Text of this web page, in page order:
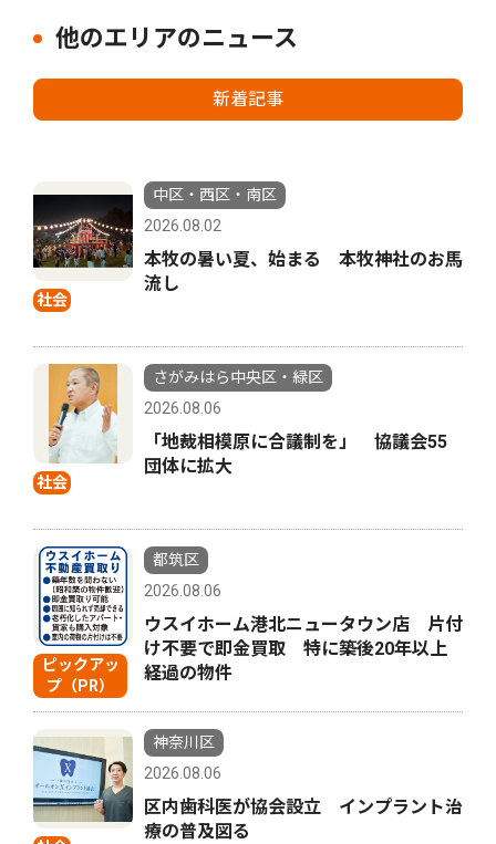
他のエリアのニュース
新着記事
社会
中区・西区・南区
2026.08.02
本牧の暑い夏、始まる 本牧神社のお馬
流し
社会
さがみはら中央区・緑区
2026.08.06
「地裁相模原に合議制を」 協議会55
団体に拡大
ピックアッ
プ（PR）
都筑区
2026.08.06
ウスイホーム港北ニュータウン店 片付
け不要で即金買取 特に築後20年以上
経過の物件
神奈川区
2026.08.06
区内歯科医が協会設立 インプラント治
療の普及図る